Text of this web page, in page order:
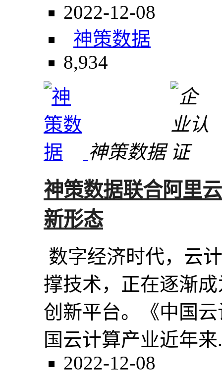
2022-12-08
神策数据
8,934
神策数据
神策数据联合阿里
新形态
数字经济时代，云
撑技术，正在逐渐
创新平台。《中国
国云计算产业近年来
2022-12-08